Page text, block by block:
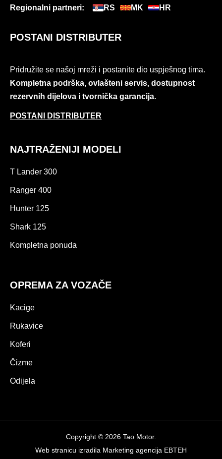
Regionalni partneri: RS MK HR
POSTANI DISTRIBUTER
Pridružite se našoj mreži i postanite dio uspješnog tima.
Kompletna podrška, ovlašteni servis, dostupnost
rezervnih dijelova i tvornička garancija.
POSTANI DISTRIBUTER
NAJTRAŽENIJI MODELI
T Lander 300
Ranger 400
Hunter 125
Shark 125
Kompletna ponuda
OPREMA ZA VOZAČE
Kacige
Rukavice
Koferi
Čizme
Odijela
Copyright © 2026 Tao Motor.
Web stranicu izradila Marketing agencija EBTEH